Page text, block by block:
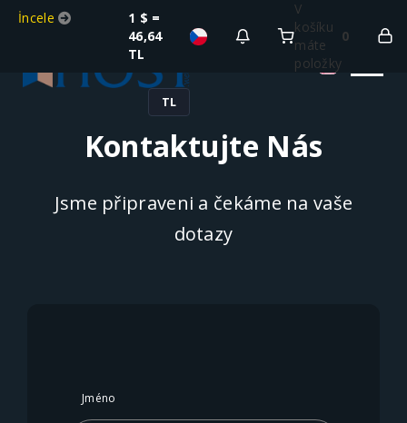
İncele
1 $ =
46,64
TL
V
košíku
máte
položky
0
TL
Kontaktujte Nás
Jsme připraveni a čekáme na vaše
dotazy
Jméno